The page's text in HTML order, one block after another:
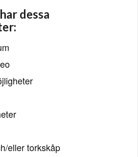
dessa
eller torkskåp